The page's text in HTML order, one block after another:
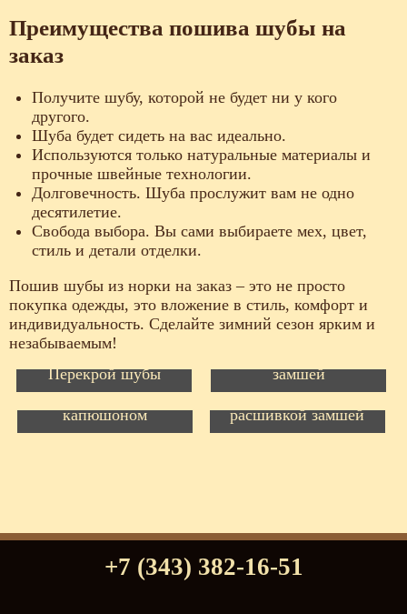
Преимущества пошива шубы на
заказ
Получите шубу, которой не будет ни у кого
другого.
Шуба будет сидеть на вас идеально.
Используются только натуральные материалы и
прочные швейные технологии.
Долговечность. Шуба прослужит вам не одно
десятилетие.
Свобода выбора. Вы сами выбираете мех, цвет,
стиль и детали отделки.
Пошив шубы из норки на заказ – это не просто
покупка одежды, это вложение в стиль, комфорт и
индивидуальность. Сделайте зимний сезон ярким и
незабываемым!
Перекрой шубы
Шуба из норки
замшей
Шуба из норки с
капюшоном
Шуба из норки с
расшивкой замшей
+7 (343) 382-16-51